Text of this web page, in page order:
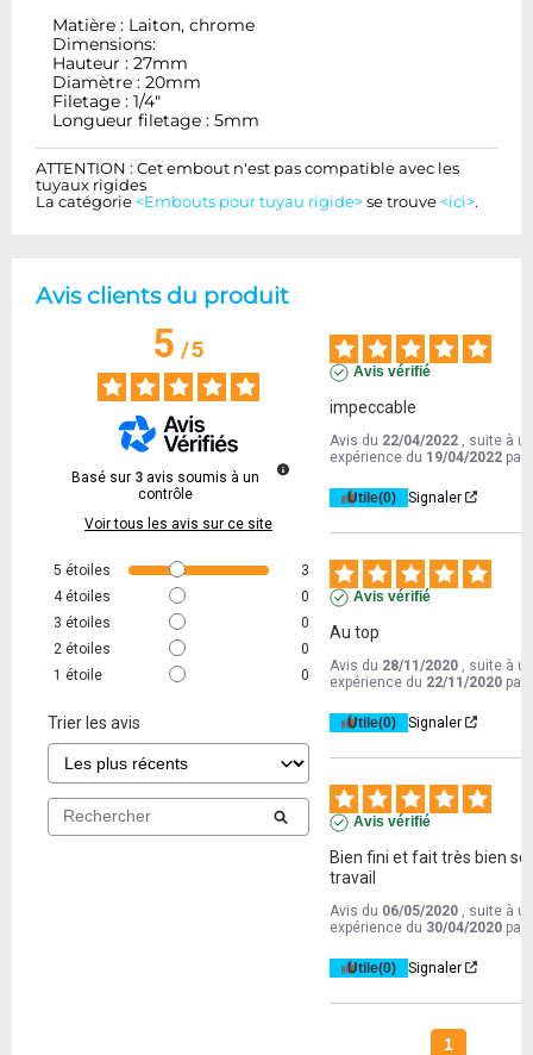
Matière : Laiton, chrome
Dimensions:
Hauteur : 27mm
Diamètre : 20mm
Filetage : 1/4"
Longueur filetage : 5mm
ATTENTION : Cet embout n'est pas compatible avec les
tuyaux rigides
La catégorie <Embouts pour tuyau rigide> se trouve <ici>.
Avis clients du produit
5/5
Basé sur 3 avis soumis à un
contrôle
Voir tous les avis sur ce site
5 étoiles
3
4 étoiles
0
3 étoiles
0
2 étoiles
0
1 étoile 0
Trier les avis
Avis vérifié
impeccable
Avis du 22/04/2022
, suite à
expérience du 19/04/2022 par
Utile(0) Signaler
Avis vérifié
Au top
Avis du 28/11/2020
, suite à
expérience du 22/11/2020 par
Utile(0) Signaler
Avis vérifié
Bien fini et fait très bien
travail
Avis du 06/05/2020
, suite à
expérience du 30/04/2020 par
Utile(0) Signaler
1